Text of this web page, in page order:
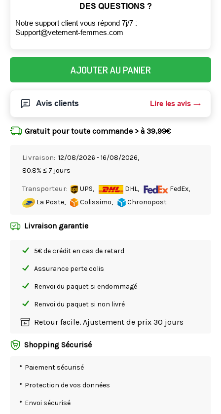
DES QUESTIONS ?
Notre support client vous répond 7j/7 :
Support@vetement-femmes.com
AJOUTER AU PANIER
Avis clients Lire les avis
Gratuit pour toute commande > à 39,99€
Livraison: 12/08/2026 - 16/08/2026,
80.8% ≤ 7 jours
Transporteur: UPS, DHL,
FedEx,
La Poste,
Colissimo, Chronopost
Livraison garantie
5€ de crédit en cas de retard
Assurance perte colis
Renvoi du paquet si endommagé
Renvoi du paquet si non livré
Retour facile. Ajustement de prix 30 jours
Shopping Sécurisé
Paiement sécurisé
Protection de vos données
Envoi sécurisé